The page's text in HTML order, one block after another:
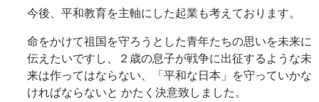
今後、平和教育を主軸にした起業も考えております。
命をかけて祖国を守ろうとした青年たちの思いを未来に
伝えたいですし、２歳の息子が戦争に出征するような未
来は作ってはならない、「平和な日本」を守っていかな
ければならないと かたく決意致しました。